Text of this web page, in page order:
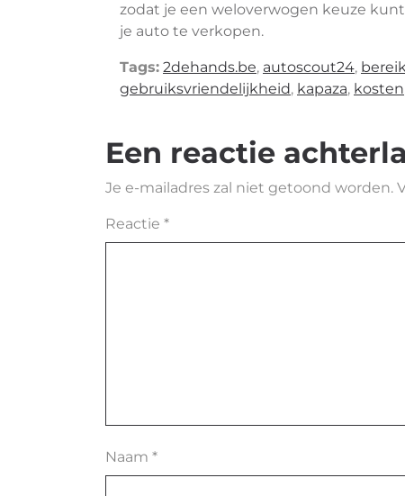
zodat je een weloverwogen keuze
je auto te verkopen.
Tags: 2dehands.be, autoscout24,
gebruiksvriendelijkheid, kapaza, kosten
Een reactie
Je e-mailadres zal niet getoond worden.
Reactie *
Naam *